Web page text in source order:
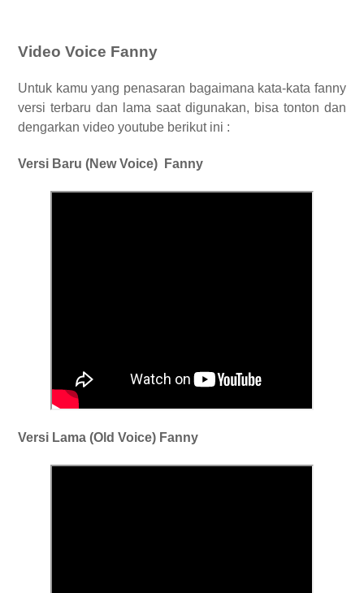
Video Voice Fanny
Untuk kamu yang penasaran bagaimana kata-kata fanny
versi terbaru dan lama saat digunakan, bisa tonton dan
dengarkan video youtube berikut ini :
Versi Baru (New Voice) Fanny
Versi Lama (Old Voice) Fanny